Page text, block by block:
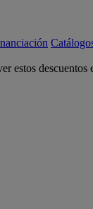
estos descuentos